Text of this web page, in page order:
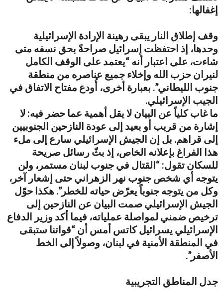
إغفالها:
وقف إطلاق النار يبقى رهينة الإرادة الإسرائيلية
وحدها، إذ احتفظت إسرائيل صراحةً بحق نسفه متى
شاءت، على اعتبار أنه “يعتمد على الوقف الكامل
لنيران حزب الله وإخلاء جميع عناصره من منطقة
جنوب الليطاني”. بعبارة أخرى، أُودع مفتاح الاتفاق في
الجيب الإسرائيلي.
ما غاب كلياً عن البيان لا يقل أهمية عما حضر فيه: لا
إشارة من قريب أو بعيد إلى عودة النازحين الجنوبيين
إلى قراهم. بل إن الجيش الإسرائيلي سارع إلى ملء
هذا الفراغ بإعلانه الخاص، إذ بثّ رسائل صريحة
للسكان تقول: “القتال في جنوب لبنان مستمر، ولن
يتوجه أي شخص جنوب نهر الزهراني حتى إشعار آخر،
وكل من يتوجه جنوباً يعرّض حياته للخطر”. هكذا حوّل
الجيش الإسرائيلي صمت البيان عن النازحين إلى
ترخيص ضمني لمواصلة عملياته، فيما أكد وزير الدفاع
الإسرائيلي يسرائيل كاتس أمس أن “قواتنا ستبقى
في المنطقة الأمنية في لبنان، وصولاً إلى الخط
الأصفر”.
جدل المناطق التجريبية